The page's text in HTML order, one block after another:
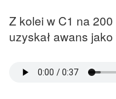
Z kolei w C1 na
uzyskał awans